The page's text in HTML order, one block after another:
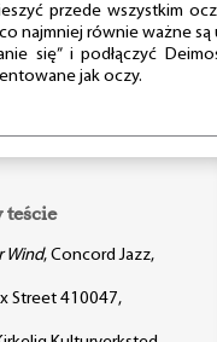
przede wszystkim
najmniej równie ważne są
się” i podłączyć
jak oczy.
teście
Wind, Concord Jazz,
Street 410047,